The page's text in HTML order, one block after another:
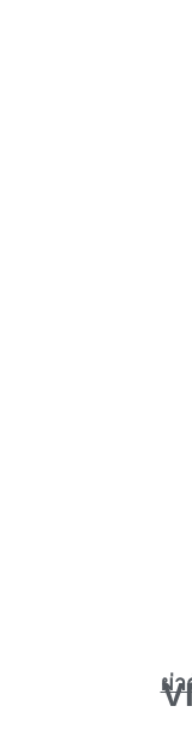
ผ่า